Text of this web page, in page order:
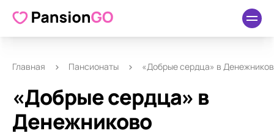
О пансионате Удобства Отзывы
Главная Пансионаты «Добрые сердца» в
«Добрые сердца» в
Денежниково